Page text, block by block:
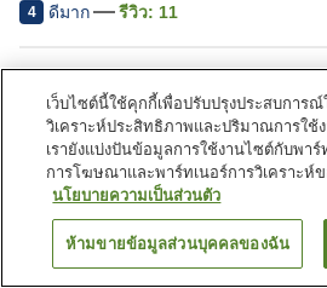
4 ดีมาก รีวิว: 11
ที่จอดรถ
ร้าน
คาเฟ่
ร้าน
หน้าแรก ญี่ปุ่น โคจิ
Canoe House Shimanto Hiroba Bungalow Yuyu
ค้นหาห้องพัก
เว็บไซต์นี้ใช้คุกกี้เพื่อปรับปรุงประสบการ
วิเคราะห์ประสิทธิภาพและปริมาณการใช้ง
เรายังแบ่งปันข้อมูลการใช้งานไซต์กับพาร์
การโฆษณาและพาร์ทเนอร์การวิเคราะห์ข
นโยบายความเป็นส่วนตัว
ห้ามขายข้อมูลส่วนบุคคลของฉัน